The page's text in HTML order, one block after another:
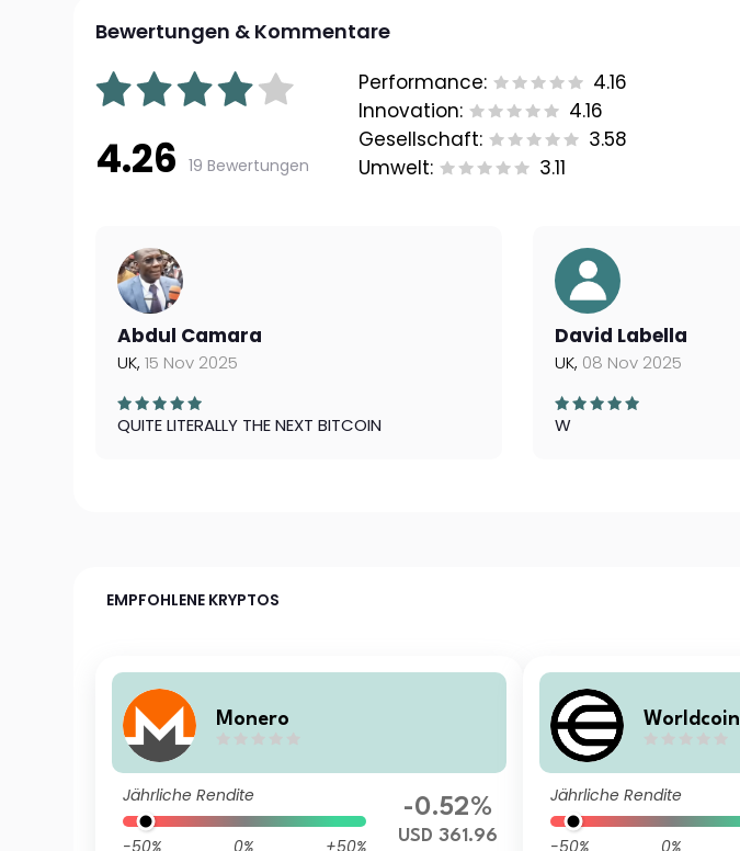
Bewertungen & Kommentare
4.26 19 Bewertungen
Performance:
4.16
Innovation:
4.16
Gesellschaft:
3.58
Umwelt:
3.11
Abdul Camara
UK,15 Nov 2025
QUITE LITERALLY THE NEXT BITCOIN
David Labella
UK, 08 Nov 2025
W
EMPFOHLENE KRYPTOS
Monero
Jährliche Rendite
-50% 0% +50%
-0.52%
USD 361.96
Worldcoin
Jährliche Rendite
-50% 0%